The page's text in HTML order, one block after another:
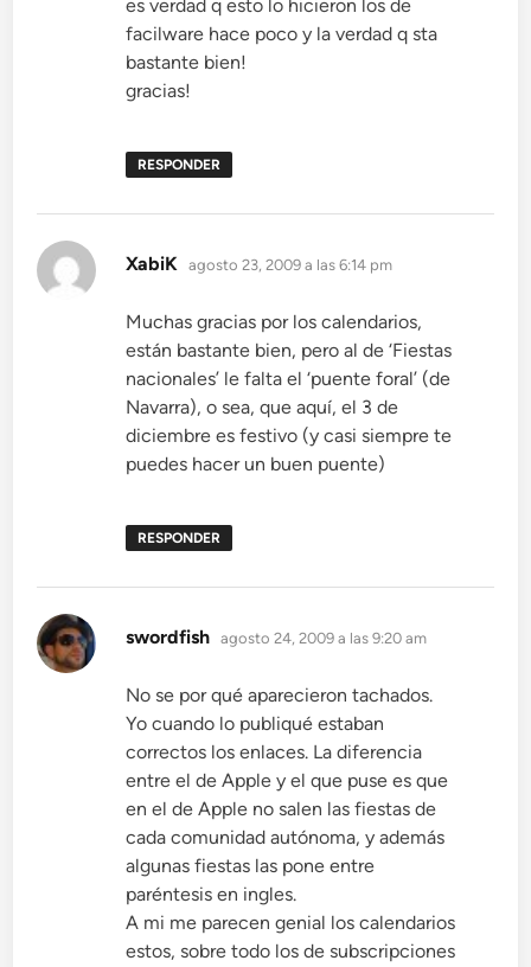
es verdad q esto lo hicieron los de
facilware hace poco y la verdad q sta
bastante bien!
gracias!
RESPONDER
XabiK dice:
agosto 23, 2009 a las 6:14 pm
Muchas gracias por los calendarios,
están bastante bien, pero al de ‘Fiestas
nacionales’ le falta el ‘puente foral’ (de
Navarra), o sea, que aquí, el 3 de
diciembre es festivo (y casi siempre te
puedes hacer un buen puente)
RESPONDER
swordfish dice:
agosto 24, 2009 a las 9:20 am
No se por qué aparecieron tachados.
Yo cuando lo publiqué estaban
correctos los enlaces. La diferencia
entre el de Apple y el que puse es que
en el de Apple no salen las fiestas de
cada comunidad autónoma, y además
algunas fiestas las pone entre
paréntesis en ingles.
A mi me parecen genial los calendarios
estos, sobre todo los de subscripciones